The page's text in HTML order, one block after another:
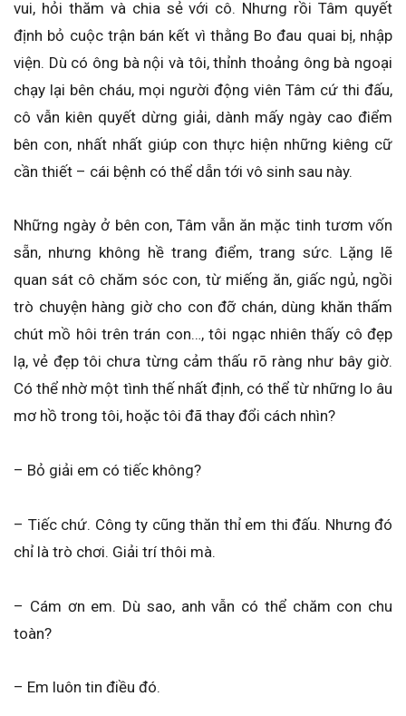
vui, hỏi thăm và chia sẻ với cô. Nhưng rồi Tâm quyết
định bỏ cuộc trận bán kết vì thằng Bo đau quai bị, nhập
viện. Dù có ông bà nội và tôi, thỉnh thoảng ông bà ngoại
chạy lại bên cháu, mọi người động viên Tâm cứ thi đấu,
cô vẫn kiên quyết dừng giải, dành mấy ngày cao điểm
bên con, nhất nhất giúp con thực hiện những kiêng cữ
cần thiết – cái bệnh có thể dẫn tới vô sinh sau này.
Những ngày ở bên con, Tâm vẫn ăn mặc tinh tươm vốn
sẵn, nhưng không hề trang điểm, trang sức. Lặng lẽ
quan sát cô chăm sóc con, từ miếng ăn, giấc ngủ, ngồi
trò chuyện hàng giờ cho con đỡ chán, dùng khăn thấm
chút mồ hôi trên trán con…, tôi ngạc nhiên thấy cô đẹp
lạ, vẻ đẹp tôi chưa từng cảm thấu rõ ràng như bây giờ.
Có thể nhờ một tình thế nhất định, có thể từ những lo âu
mơ hồ trong tôi, hoặc tôi đã thay đổi cách nhìn?
– Bỏ giải em có tiếc không?
– Tiếc chứ. Công ty cũng thăn thỉ em thi đấu. Nhưng đó
chỉ là trò chơi. Giải trí thôi mà.
– Cám ơn em. Dù sao, anh vẫn có thể chăm con chu
toàn?
– Em luôn tin điều đó.